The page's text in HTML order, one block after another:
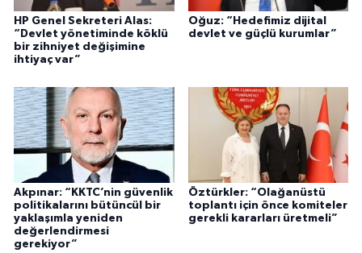
HP Genel Sekreteri Alas:
“Devlet yönetiminde köklü
bir zihniyet değişimine
ihtiyaç var”
Oğuz: “Hedefimiz dijital
devlet ve güçlü kurumlar”
Akpınar: “KKTC’nin güvenlik
politikalarını bütüncül bir
yaklaşımla yeniden
değerlendirmesi
gerekiyor”
Öztürkler: “Olağanüstü
toplantı için önce komiteler
gerekli kararları üretmeli”